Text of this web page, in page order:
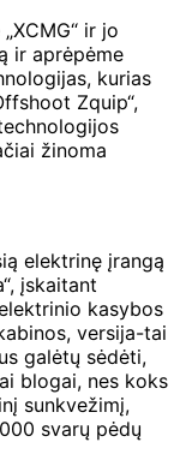
ir jo
ir aprėpėme
kurias
Zquip“,
žinoma
elektrinę įrangą
įskaitant
kasybos
versija-tai
galėtų sėdėti,
blogai, nes koks
sunkvežimį,
svarų pėdų